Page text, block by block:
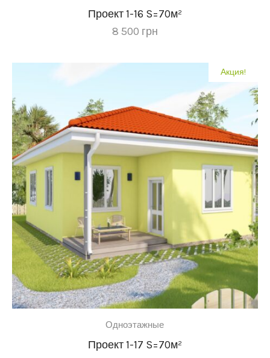
Проект 1-16 S=70м²
8 500 грн
Акция!
Одноэтажные
Проект 1-17 S=70м²